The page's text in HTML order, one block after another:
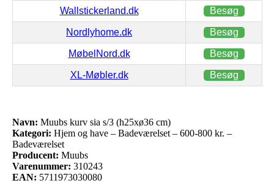
Wallstickerland.dk Besøg
Nordlyhome.dk Besøg
MøbelNord.dk Besøg
XL-Møbler.dk Besøg
Navn: Muubs kurv sia s/3 (h25xø36 cm)
Kategori: Hjem og have – Badeværelset – 600-800 kr. –
Badeværelset
Producent: Muubs
Varenummer: 310243
EAN: 5711973030080